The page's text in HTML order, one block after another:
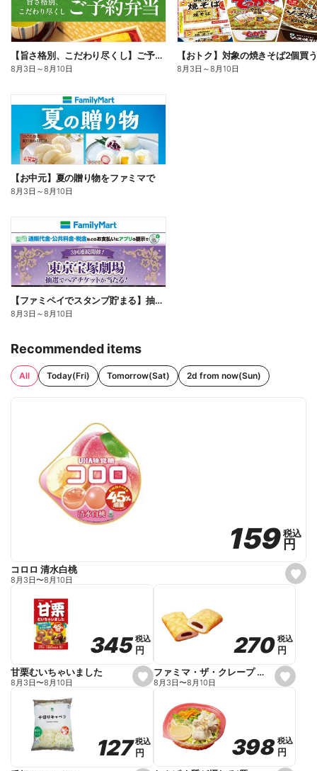
【旨さ格別、こだわり尽くし】ご予約弁当
8月3日 ～8月10日 8月3日 ～8月10日
【お中元】夏の贈り物をファミマで
8月3日 ～8月10日
【ファミペイでスタンプ貯まる】抽選でペアチケットが当たる!
8月3日 ～8月10日
Recommended items
All Today(Fri) Tomorrow(Sat) 2d from now(Sun)
s
e
159
159税込
税込
円
円
コロロ 清水白桃
8月3日〜8月10日
s
e
o
r
i
345
345税込
税込
円
円
甘栗むいちゃいました
8月3日〜8月10日
s
e
o
r
i
270
270 税込
税込
円
円
ファミマ・ザ・クレープ 生チョコ
8月3日〜8月10日
127
127税込
税込
円
円
398
398 税込
税込
円
円